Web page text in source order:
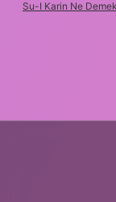
Su-I Karin Ne Demek